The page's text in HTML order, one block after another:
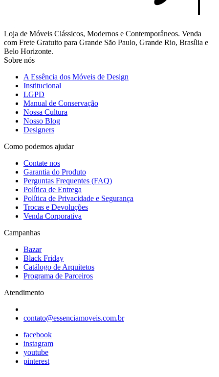
Loja de Móveis Clássicos, Modernos e Contemporâneos. Venda
com Frete Gratuito para Grande São Paulo, Grande Rio, Brasília e
Belo Horizonte.
Sobre nós
A Essência dos Móveis de Design
Institucional
LGPD
Manual de Conservação
Nossa Cultura
Nosso Blog
Designers
Como podemos ajudar
Contate nos
Garantia do Produto
Perguntas Frequentes (FAQ)
Política de Entrega
Política de Privacidade e Segurança
Trocas e Devoluções
Venda Corporativa
Campanhas
Bazar
Black Friday
Catálogo de Arquitetos
Programa de Parceiros
Atendimento
contato@essenciamoveis.com.br
facebook
instagram
youtube
pinterest